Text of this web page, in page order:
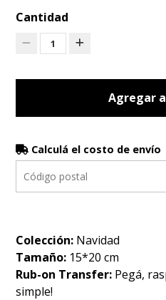
Cantidad
1
Agregar
Calculá el costo de envío
Colección: Navidad
Tamaño: 15*20 cm
Rub-on Transfer: Pegá,
simple!